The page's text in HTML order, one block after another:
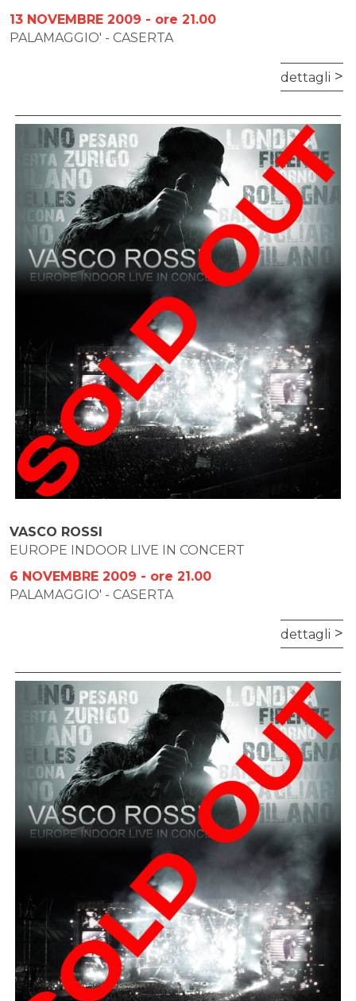
13 NOVEMBRE 2009 - ore 21.00
PALAMAGGIO' - CASERTA
dettagli
VASCO ROSSI
EUROPE INDOOR LIVE IN CONCERT
6 NOVEMBRE 2009 - ore 21.00
PALAMAGGIO' - CASERTA
dettagli